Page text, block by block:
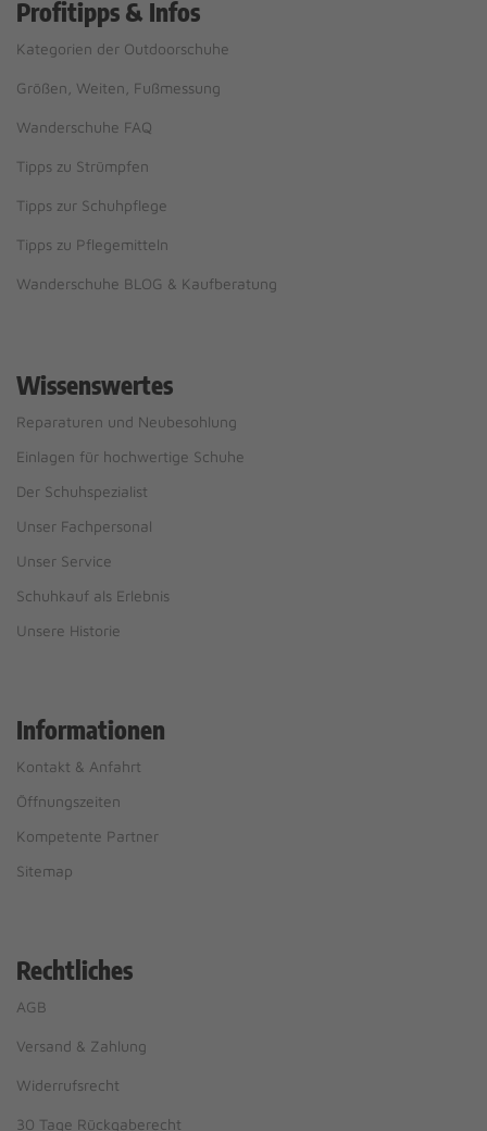
Profitipps & Infos
Kategorien der Outdoorschuhe
Größen, Weiten, Fußmessung
Wanderschuhe FAQ
Tipps zu Strümpfen
Tipps zur Schuhpflege
Tipps zu Pflegemitteln
Wanderschuhe BLOG & Kaufberatung
Wissenswertes
Reparaturen und Neubesohlung
Einlagen für hochwertige Schuhe
Der Schuhspezialist
Unser Fachpersonal
Unser Service
Schuhkauf als Erlebnis
Unsere Historie
Informationen
Kontakt & Anfahrt
Öffnungszeiten
Kompetente Partner
Sitemap
Rechtliches
AGB
Versand & Zahlung
Widerrufsrecht
30 Tage Rückgaberecht